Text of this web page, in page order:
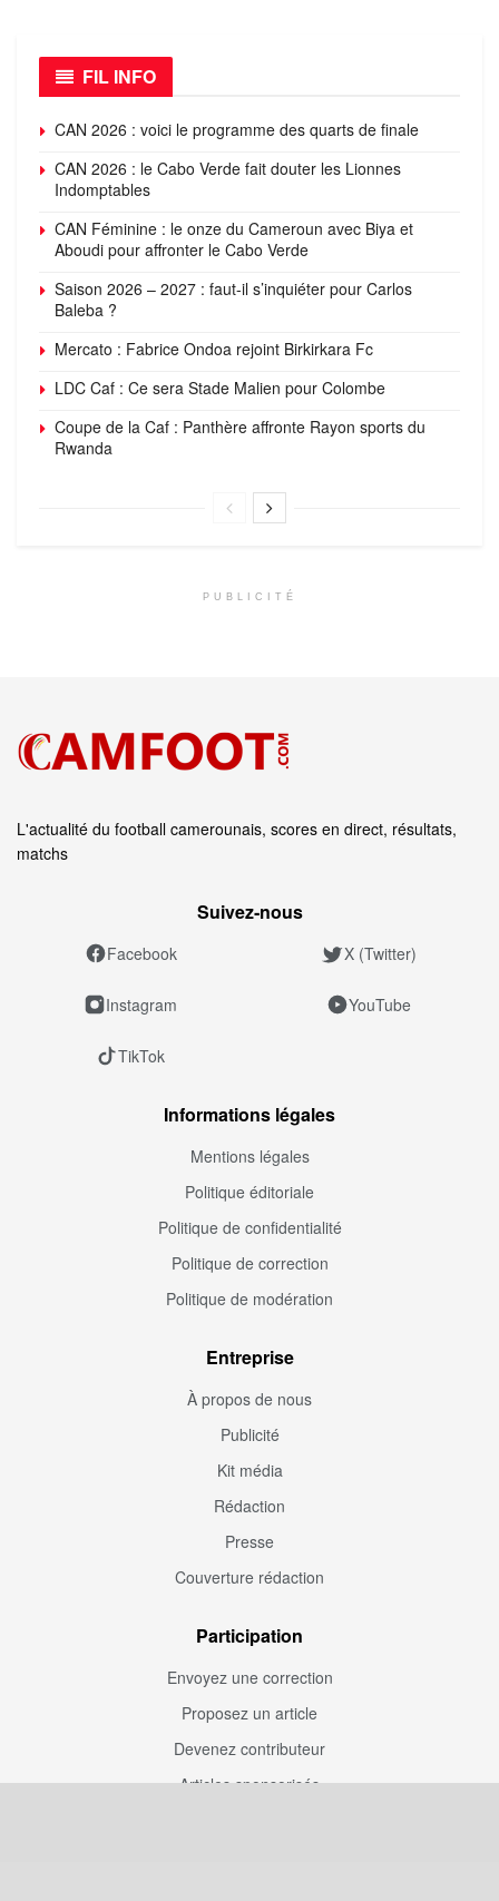
FIL INFO
CAN 2026 : voici le programme des quarts de finale
CAN 2026 : le Cabo Verde fait douter les Lionnes
Indomptables
CAN Féminine : le onze du Cameroun avec Biya et
Aboudi pour affronter le Cabo Verde
Saison 2026 – 2027 : faut-il s’inquiéter pour Carlos
Baleba ?
Mercato : Fabrice Ondoa rejoint Birkirkara Fc
LDC Caf : Ce sera Stade Malien pour Colombe
Coupe de la Caf : Panthère affronte Rayon sports du
Rwanda
PUBLICITÉ
L'actualité du football camerounais, scores en direct, résultats,
matchs
Suivez‑nous
Facebook X (Twitter)
Instagram YouTube
TikTok
Informations légales
Mentions légales
Politique éditoriale
Politique de confidentialité
Politique de correction
Politique de modération
Entreprise
À propos de nous
Publicité
Kit média
Rédaction
Presse
Couverture rédaction
Participation
Envoyez une correction
Proposez un article
Devenez contributeur
Articles sponsorisés